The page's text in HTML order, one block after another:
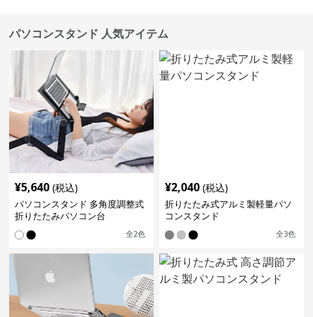
パソコンスタンド 人気アイテム
¥5,640 (税込)
パソコンスタンド 多角度調整式
折りたたみパソコン台
全2色
¥2,040 (税込)
折りたたみ式アルミ製軽量パソ
コンスタンド
全3色